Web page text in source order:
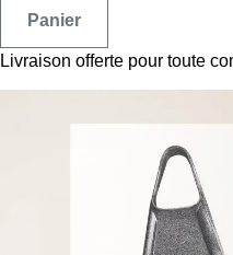
Panier
Livraison offerte pour toute